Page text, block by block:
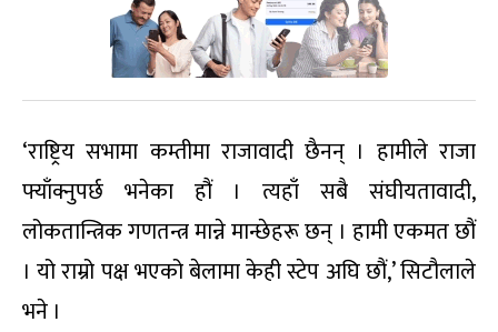
‘राष्ट्रिय सभामा कम्तीमा राजावादी छैनन् । हामीले राजा
फ्याँक्नुपर्छ भनेका हौं । त्यहाँ सबै संघीयतावादी,
लोकतान्त्रिक गणतन्त्र मान्ने मान्छेहरू छन् । हामी एकमत छौं
। यो राम्रो पक्ष भएको बेलामा केही स्टेप अघि छौं,’ सिटौलाले
भने ।